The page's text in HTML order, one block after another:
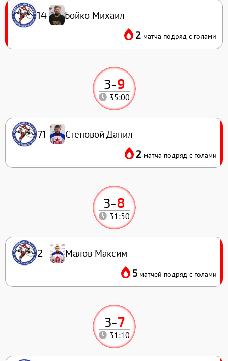
3-7
31:10
3-8
31:50
2 Малов Максим
5 матчей подряд с голами
3-9
35:00
71 Степовой Данил
2 матча подряд с голами
14 Бойко Михаил
2 матча подряд с голами